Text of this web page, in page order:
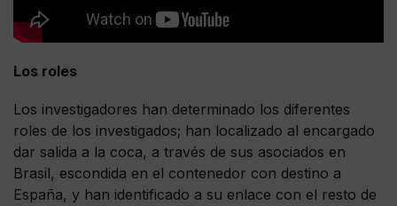
Los roles
Los investigadores han determinado los diferentes
roles de los investigados; han localizado al encargado
dar salida a la coca, a través de sus asociados en
Brasil, escondida en el contenedor con destino a
España, y han identificado a su enlace con el resto de